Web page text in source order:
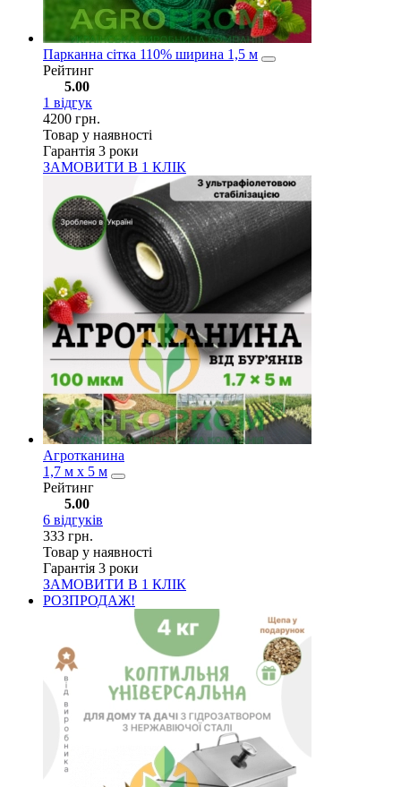
Парканна сітка 110% ширина 1,5 м
Рейтинг
5.00
1 відгук
4200 грн.
Товар у наявності
Гарантія 3 роки
ЗАМОВИТИ В 1 КЛІК
Агротканина
1,7 м х 5 м
Рейтинг
5.00
6 відгуків
333 грн.
Товар у наявності
Гарантія 3 роки
ЗАМОВИТИ В 1 КЛІК
РОЗПРОДАЖ!